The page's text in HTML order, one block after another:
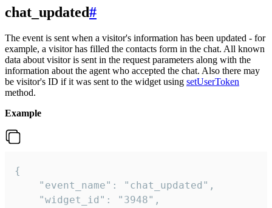
chat_updated#
The event is sent when a visitor's information has been updated - for
example, a visitor has filled the contacts form in the chat. All known
data about visitor is sent in the request parameters along with the
information about the agent who accepted the chat. Also there may
be visitor's ID if it was sent to the widget using setUserToken
method.
Example
{
    "event_name": "chat_updated",
    "widget_id": "3948",